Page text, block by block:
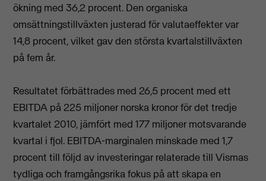
ökning med 36,2 procent. Den organiska
omsättningstillväxten justerad för valutaeffekter var
14,8 procent, vilket gav den största kvartalstillväxten
på fem år.
Resultatet förbättrades med 26,5 procent med ett
EBITDA på 225 miljoner norska kronor för det tredje
kvartalet 2010, jämfört med 177 miljoner motsvarande
kvartal i fjol. EBITDA-marginalen minskade med 1,7
procent till följd av investeringar relaterade till Vismas
tydliga och framgångsrika fokus på att skapa en